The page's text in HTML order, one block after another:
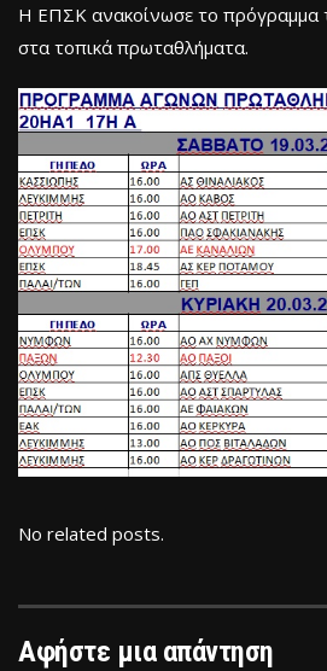
Η ΕΠΣΚ ανακοίνωσε το
στα τοπικά πρωταθλήματα.
No related posts.
Αφήστε μια απάντηση